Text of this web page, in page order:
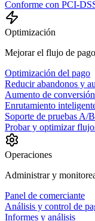
Conforme con PCI-
Optimización
Mejorar el flujo de pago
Optimización del pago
Reducir abandonos y
Aumento de conversión
Enrutamiento
Soporte de pruebas A/B
Probar y optimizar
Operaciones
Administrar y
Panel de comerciante
Análisis y control de
Informes y análisis